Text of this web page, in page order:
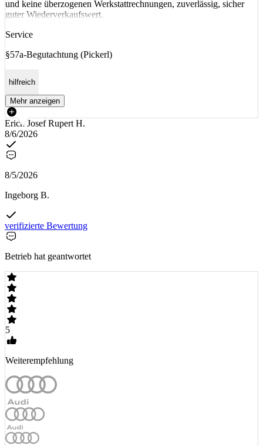
und keine überzogenen Werkstattrechnungen, zuverlässig, sicher
guter Wiederverkaufswert.
Service
§57a-Begutachtung (Pickerl)
hilfreich
Mehr anzeigen
Erich Josef Rupert H.
8/6/2026
8/5/2026
Ingeborg B.
verifizierte Bewertung
Betrieb hat geantwortet
5
Weiterempfehlung